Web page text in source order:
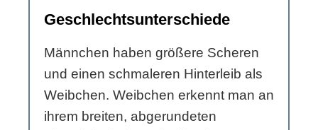
Geschlechtsunterschiede
Männchen haben größere Scheren
und einen schmaleren Hinterleib als
Weibchen. Weibchen erkennt man an
ihrem breiten, abgerundeten